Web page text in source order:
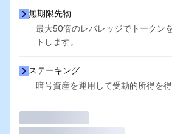
無期限先物
最大50倍のレバレッジでトークン
トします。
ステーキング
暗号資産を運用して受動的所得を得